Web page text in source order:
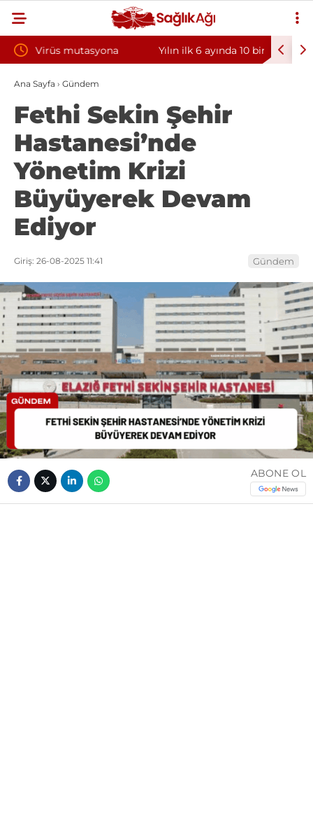
Yılın ilk 6 ayında 10 bini aşkın hasta hiperbarik
oksijen tedavisinden yararlandı
Diş eti
Ana Sayfa › Gündem
Fethi Sekin Şehir
Hastanesi’nde
Yönetim Krizi
Büyüyerek Devam
Ediyor
Giriş: 26-08-2025 11:41 Gündem
ABONE OL